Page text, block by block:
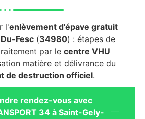
l'enlèvement d'épave gratuit
Fesc(34980) : étapes de
par le centre VHU
matière et délivrance du
de destruction officiel.
rendez-vous avec
34 à Saint-Gely-